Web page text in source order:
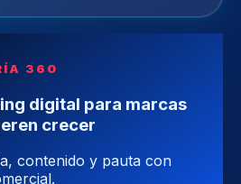
360
digital para marcas
crecer
contenido y pauta con